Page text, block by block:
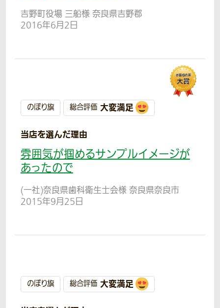
吉野町役場 三船様 奈良県吉野郡
2016年6月2日
のぼり旗 総合評価 大変満足
当店を選んだ理由
雰囲気が掴めるサンプルイメージが
あったので
(一社)奈良県歯科衛生士会様 奈良県奈良市
2015年9月25日
のぼり旗 総合評価 大変満足